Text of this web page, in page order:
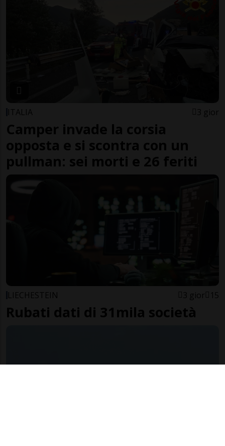
ITALIA 3 gior
Camper invade la corsia
opposta e si scontra con un
pullman: sei morti e 26 feriti
LIECHESTEIN 3 gior 15
Rubati dati di 31mila società